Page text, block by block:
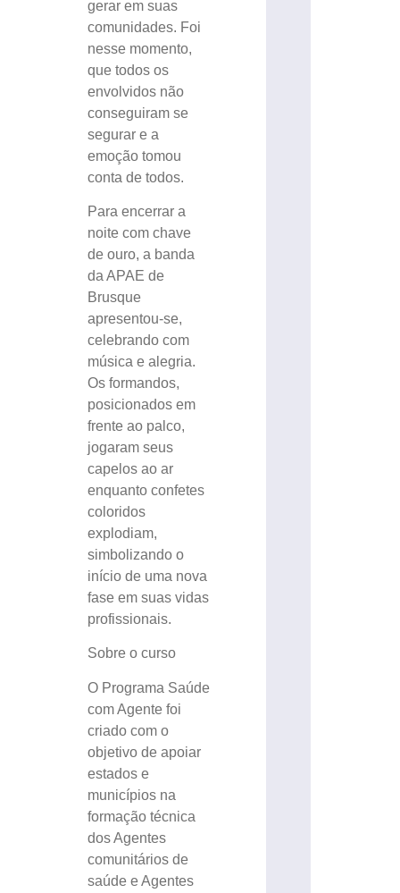
gerar em suas
comunidades. Foi
nesse momento,
que todos os
envolvidos não
conseguiram se
segurar e a
emoção tomou
conta de todos.
Para encerrar a
noite com chave
de ouro, a banda
da APAE de
Brusque
apresentou-se,
celebrando com
música e alegria.
Os formandos,
posicionados em
frente ao palco,
jogaram seus
capelos ao ar
enquanto confetes
coloridos
explodiam,
simbolizando o
início de uma nova
fase em suas vidas
profissionais.
Sobre o curso
O Programa Saúde
com Agente foi
criado com o
objetivo de apoiar
estados e
municípios na
formação técnica
dos Agentes
comunitários de
saúde e Agentes